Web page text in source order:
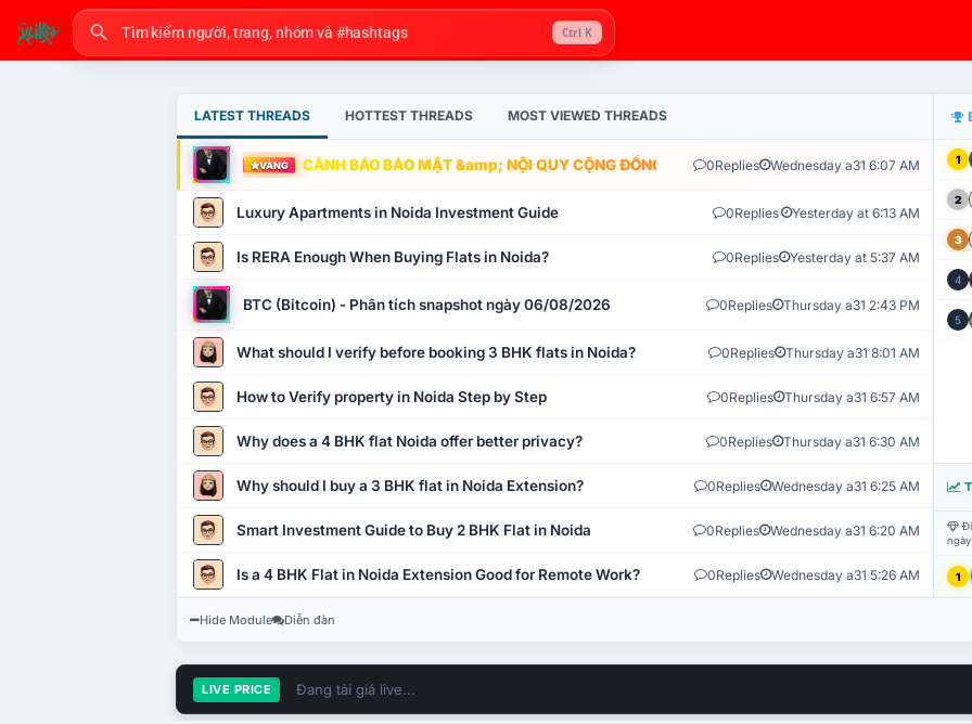
Ctrl K
LATEST THREADS HOTTEST THREADS MOST VIEWED THREADS
VÀNG CẢNH BÁO BẢO MẬT &amp; NỘI QUY CỘNG ĐỒNG VLIKE.VN: HỆ THỐNG GIÁM SÁT TỰ
0Replies Wednesday a31 6:07 AM
Luxury Apartments in Noida Investment Guide 0Replies Yesterday at 6:13 AM
Is RERA Enough When Buying Flats in Noida? 0Replies Yesterday at 5:37 AM
BTC (Bitcoin) - Phân tích snapshot ngày 06/08/2026 0Replies Thursday a31 2:43 PM
What should I verify before booking 3 BHK flats in Noida? 0Replies Thursday a31 8:01 AM
How to Verify property in Noida Step by Step 0Replies Thursday a31 6:57 AM
Why does a 4 BHK flat Noida offer better privacy? 0Replies Thursday a31 6:30 AM
Why should I buy a 3 BHK flat in Noida Extension? 0Replies Wednesday a31 6:25 AM
Smart Investment Guide to Buy 2 BHK Flat in Noida 0Replies Wednesday a31 6:20 AM
Is a 4 BHK Flat in Noida Extension Good for Remote Work? 0Replies Wednesday a31 5:26 AM
1
2
3
4
5
1
Hide Module Diễn đàn
LIVE PRICE Đang tải giá live...